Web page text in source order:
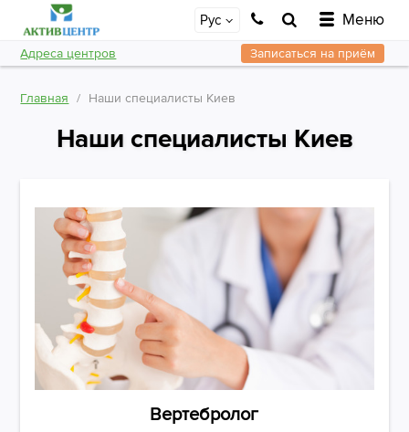
Рус Меню
Адреса центров Записаться на приём
Главная Наши специалисты Киев
Наши специалисты Киев
Вертебролог